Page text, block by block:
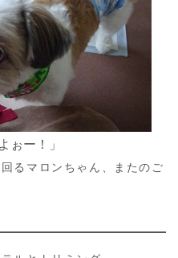
ぉー！」
るマロンちゃん、またのご